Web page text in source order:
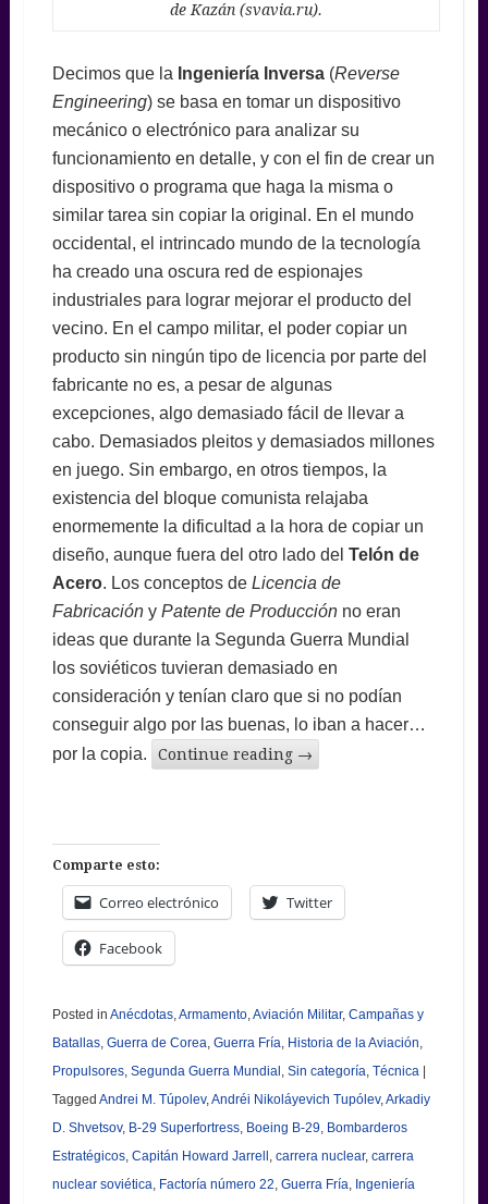
de Kazán (svavia.ru).
Decimos que la Ingeniería Inversa(Reverse
Engineering) se basa en tomar un dispositivo
mecánico o electrónico para analizar su
funcionamiento en detalle, y con el fin de crear un
dispositivo o programa que haga la misma o
similar tarea sin copiar la original. En el mundo
occidental, el intrincado mundo de la tecnología
ha creado una oscura red de espionajes
industriales para lograr mejorar el producto del
vecino. En el campo militar, el poder copiar un
producto sin ningún tipo de licencia por parte del
fabricante no es, a pesar de algunas
excepciones, algo demasiado fácil de llevar a
cabo. Demasiados pleitos y demasiados millones
en juego. Sin embargo, en otros tiempos, la
existencia del bloque comunista relajaba
enormemente la dificultad a la hora de copiar un
diseño, aunque fuera del otro lado del Telón de
Acero. Los conceptos de Licencia de
Fabricacióny Patente de Producciónno eran
ideas que durante la Segunda Guerra Mundial
los soviéticos tuvieran demasiado en
consideración y tenían claro que si no podían
conseguir algo por las buenas, lo iban a hacer…
por la copia.
Continue reading →
Comparte esto:
Correo electrónico Twitter
Facebook
Posted in Anécdotas,Armamento,Aviación Militar, Campañas y
Batallas, Guerra de Corea, Guerra Fría, Historia de la Aviación,
Propulsores, Segunda Guerra Mundial , Sin categoría, Técnica
Tagged Andrei M. Túpolev,Andréi Nikoláyevich Tupólev,Arkadiy
D. Shvetsov, B-29 Superfortress, Boeing B-29, Bombarderos
Estratégicos, Capitán Howard Jarrell , carrera nuclear, carrera
nuclear soviética, Factoría número 22, Guerra Fría, Ingeniería